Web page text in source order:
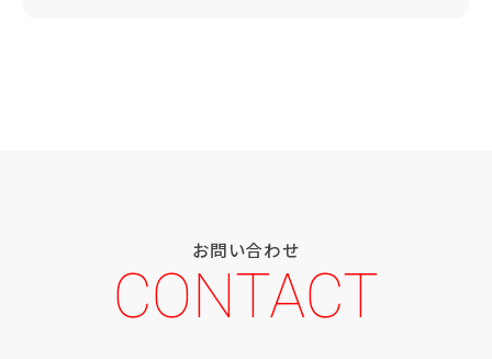
お問い合わせ
CONTACT